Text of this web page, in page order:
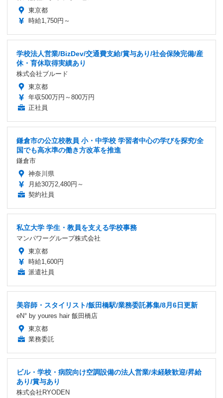
東京都
時給1,750円～
学校法人営業/BizDev/交通費支給/賞与あり/社会保険完備/産
休・育休取得実績あり
株式会社ブルード
東京都
年収500万円～800万円
正社員
鎌倉市の公立校教員 小・中学校 学習者中心の学びを探究/全
国でも高水準の働き方改革を推進
鎌倉市
神奈川県
月給30万2,480円～
契約社員
私立大学 学生・教員を支える学校事務
マンパワーグループ株式会社
東京都
時給1,600円
派遣社員
美容師・スタイリスト/飯田橋駅/業務委託募集/8月6日更新
eN° by youres hair 飯田橋店
東京都
業務委託
ビル・学校・病院向け空調設備の法人営業/未経験歓迎/昇給
あり/賞与あり
株式会社RYODEN